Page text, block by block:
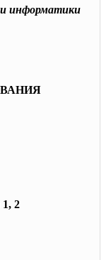
информатики
2